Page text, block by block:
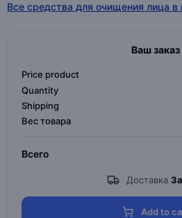
Все средства для очищения лица в
Ваш заказ
Price product
Quantity
Shipping
Вес товара
Всего
Доставка
Add to